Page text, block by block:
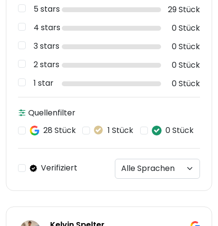
5 stars
29 Stück
4 stars
0 Stück
3 stars
0 Stück
2 stars
0 Stück
1 star
0 Stück
Quellenfilter
28 Stück
1 Stück 0 Stück
Verifiziert